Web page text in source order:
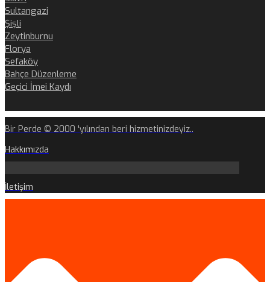
Sultangazi
Şişli
Zeytinburnu
Florya
Sefaköy
Bahçe Düzenleme
Geçici İmei Kaydı
Bir Perde © 2000 'yılından beri hizmetinizdeyiz..
Hakkımızda
İletişim